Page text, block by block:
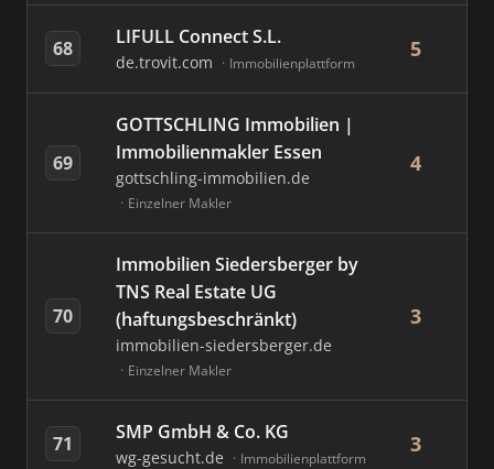
68 LIFULL Connect S.L.
de.trovit.com Immobilienplattform
5
69
GOTTSCHLING Immobilien |
Immobilienmakler Essen
gottschling-immobilien.de
Einzelner Makler
4
70
Immobilien Siedersberger by
TNS Real Estate UG
(haftungsbeschränkt)
immobilien-siedersberger.de
Einzelner Makler
3
71 SMP GmbH & Co. KG
wg-gesucht.de Immobilienplattform
3